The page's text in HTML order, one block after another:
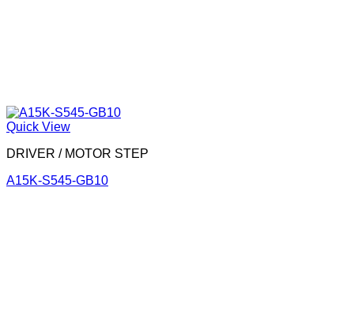
Quick View
DRIVER / MOTOR STEP
A15K-S545-GB10